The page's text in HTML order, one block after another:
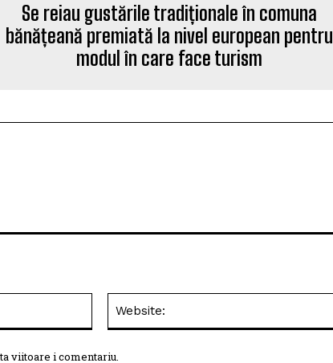
Se reiau gustările tradiționale în comuna
bănățeană premiată la nivel european pentru
modul în care face turism
viitoare i comentariu.